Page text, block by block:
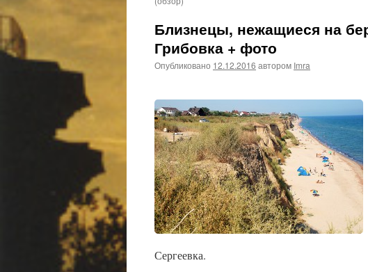
Близнецы, нежащиеся на
Грибовка + фото
Опубликовано 12.12.2016 автором Imra
Сергеевка.